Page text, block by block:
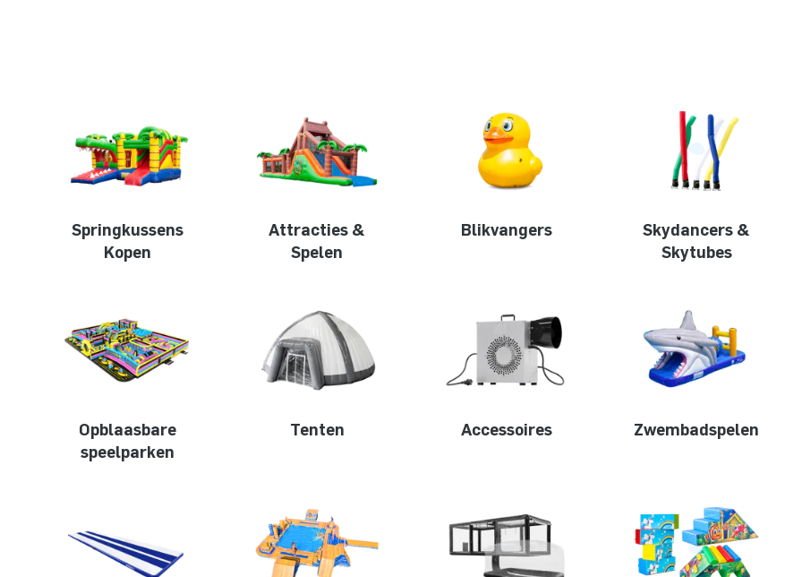
Springkussens
Kopen
Attracties &
Spelen
Blikvangers
Skydancers &
Skytubes
Opblaasbare
speelparken
Tenten Accessoires Zwembadspelen